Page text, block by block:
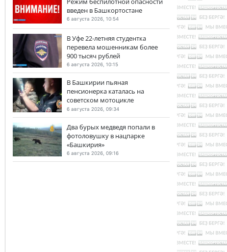
введен в Башкортостане
6 августа 2026, 10:54
В Уфе 22-летняя студентка
перевела мошенникам более
900 тысяч рублей
6 августа 2026, 10:15
В Башкирии пьяная
пенсионерка каталась на
советском мотоцикле
6 августа 2026, 09:34
Два бурых медведя попали в
фотоловушку в нацпарке
«Башкирия»
6 августа 2026, 09:16